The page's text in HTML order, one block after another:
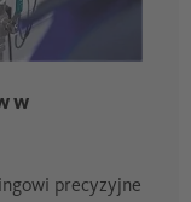
w
precyzyjne